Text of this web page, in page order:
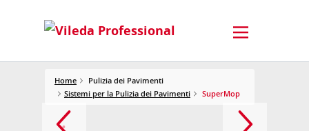
Home
Pulizia dei Pavimenti
Sistemi per la Pulizia dei Pavimenti
SuperMop